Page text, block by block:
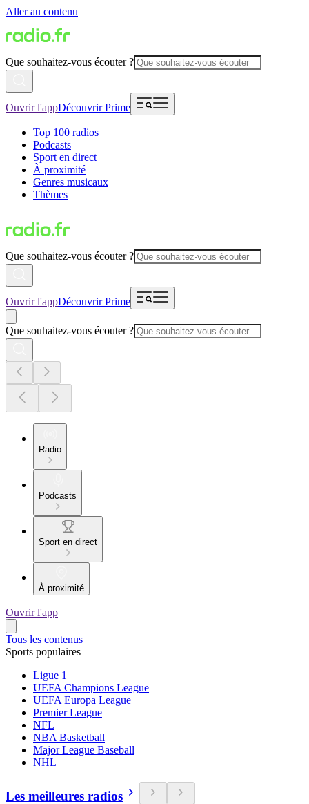
Aller au contenu
Que souhaitez-vous écouter ?
Ouvrir l'appDécouvrir Prime
Top 100 radios
Podcasts
Sport en direct
À proximité
Genres musicaux
Thèmes
Que souhaitez-vous écouter ?
Ouvrir l'appDécouvrir Prime
Que souhaitez-vous écouter ?
Radio
Podcasts
Sport en direct
À proximité
Ouvrir l'app
Tous les contenus
Sports populaires
Ligue 1
UEFA Champions League
UEFA Europa League
Premier League
NFL
NBA Basketball
Major League Baseball
NHL
Les meilleures radios